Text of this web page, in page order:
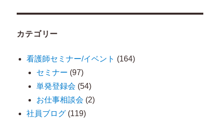
の
稿
カテゴリー
看護師セミナー/イベント (164)
セミナー (97)
単発登録会 (54)
お仕事相談会 (2)
社員ブログ (119)